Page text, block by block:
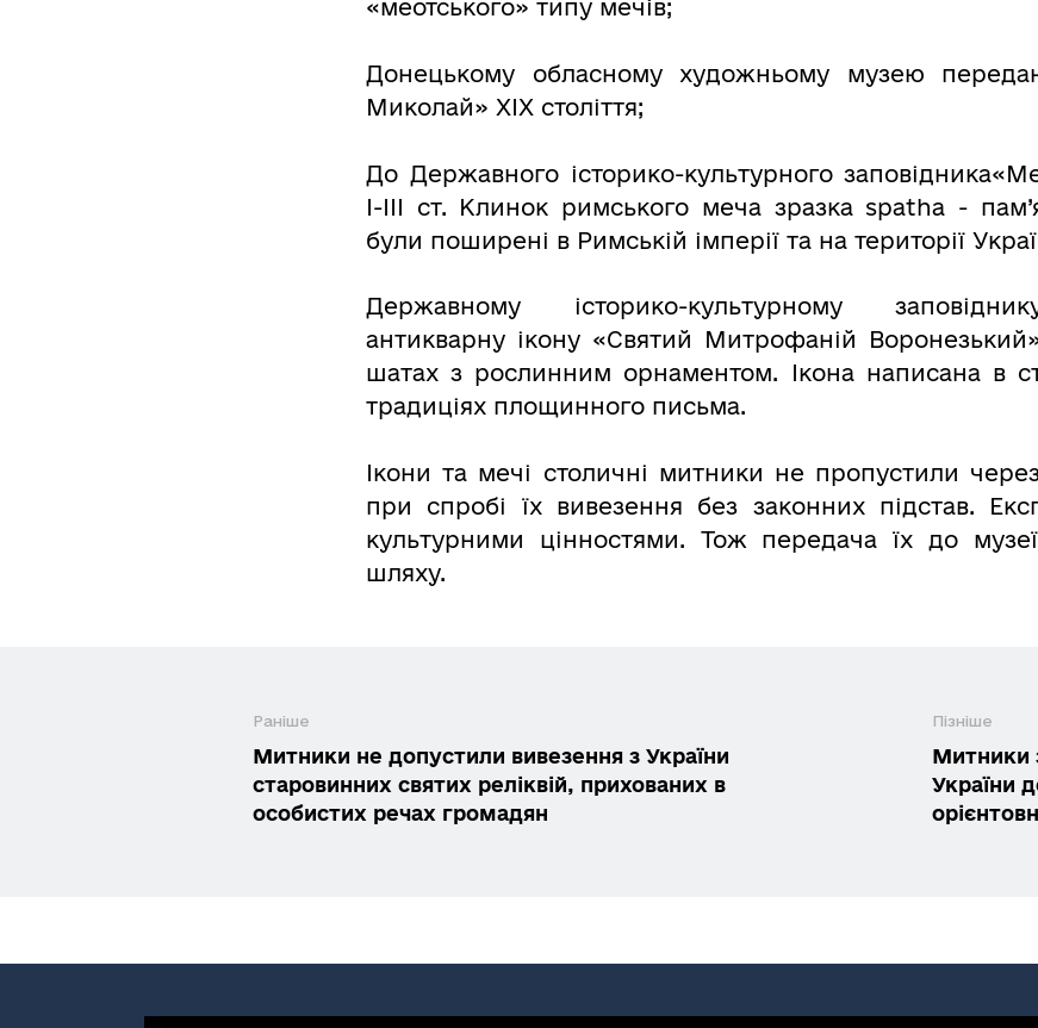
«меотського» типу мечів;
Донецькому обласному художньому музею
Миколай» ХІХ століття;
До Державного історико-культурного
І-ІІІ ст. Клинок римського меча зразка spatha -
були поширені в Римській імперії та на території
Державному історико-культурному
антикварну ікону «Святий Митрофаній
шатах з рослинним орнаментом. Ікона написана в
традиціях площинного письма.
Ікони та мечі столичні митники не пропустили
при спробі їх вивезення без законних підстав.
культурними цінностями. Тож передача їх до
шляху.
Раніше
Митники не допустили вивезення з України
старовинних святих реліквій, прихованих в
особистих речах громадян
Пізніше
Митники
України